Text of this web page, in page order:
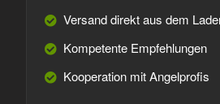
Versand direkt aus dem
Kompetente Empfehlungen
Kooperation mit Angelprofis